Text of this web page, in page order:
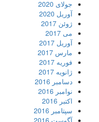
جولای 2020
آوریل 2020
ژوئن 2017
می 2017
آوریل 2017
مارس 2017
فوریه 2017
ژانویه 2017
دسامبر 2016
نوامبر 2016
اکتبر 2016
سپتامبر 2016
آگوست 2016